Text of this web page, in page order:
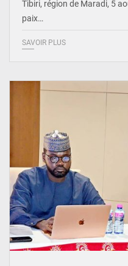
Tibiri, région de Maradi, 5
paix…
SAVOIR PLUS